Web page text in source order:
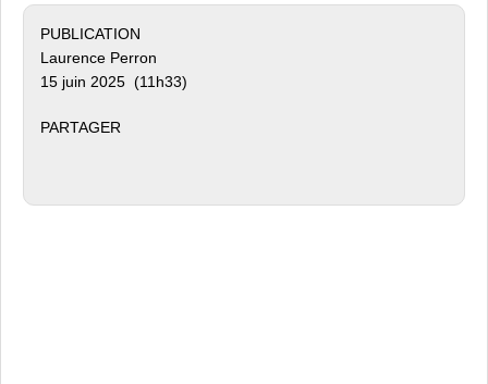
PUBLICATION
Laurence Perron
15 juin 2025 (11h33)
PARTAGER